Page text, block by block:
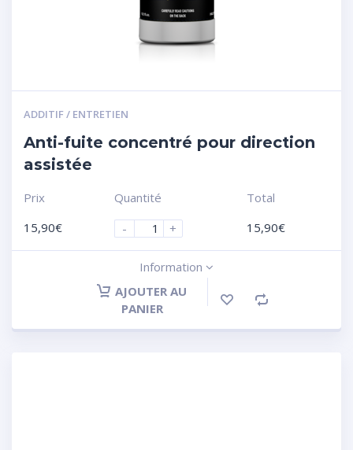
ADDITIF / ENTRETIEN
Anti-fuite concentré pour direction
assistée
Prix
15,90€
Quantité
-
+
Total
15,90€
Information
AJOUTER AU
PANIER